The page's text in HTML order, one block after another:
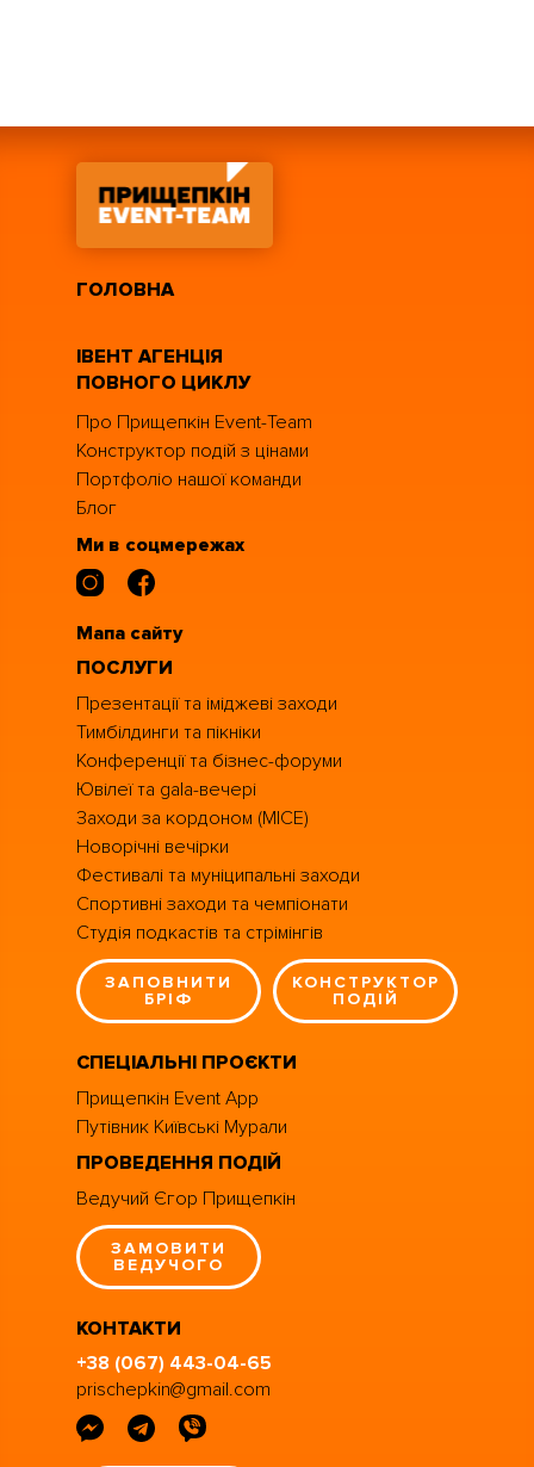
ГОЛОВНА
ІВЕНТ АГЕНЦІЯ
ПОВНОГО ЦИКЛУ
Про Прищепкін Event-Team
Конструктор подій з цінами
Портфоліо нашої команди
Блог
Ми в соцмережах
Мапа сайту
ПОСЛУГИ
Презентації та іміджеві заходи
Тимбілдинги та пікніки
Конференції та бізнес-форуми
Ювілеї та gala-вечері
Заходи за кордоном (MICE)
Новорічні вечірки
Фестивалі та муніципальні заходи
Спортивні заходи та чемпіонати
Студія подкастів та стрімінгів
ЗАПОВНИТИ
БРІФ
КОНСТРУКТОР
ПОДІЙ
СПЕЦІАЛЬНІ ПРОЄКТИ
Прищепкін Event App
Путівник Київські Мурали
ПРОВЕДЕННЯ ПОДІЙ
Ведучий Єгор Прищепкін
ЗАМОВИТИ
ВЕДУЧОГО
КОНТАКТИ
+38 (067) 443-04-65
prischepkin@gmail.com